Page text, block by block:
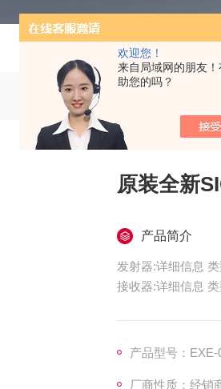
欢迎您！
来自局域网的朋友
助您的吗？
当前位置： 首页
原装全新
产品简介
发射器:详细信息
接收器:详细信息
产品型号：EXE-
厂商性质：经销